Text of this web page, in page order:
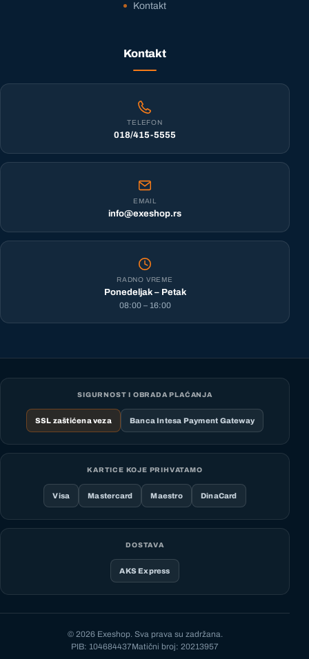
Kontakt
Kontakt
TELEFON
018/415-5555
EMAIL
info@exeshop.rs
RADNO VREME
Ponedeljak – Petak
08:00 – 16:00
SIGURNOST I OBRADA PLAĆANJA
SSL zaštićena veza Banca Intesa Payment Gateway
KARTICE KOJE PRIHVATAMO
Visa Mastercard Maestro DinaCard
DOSTAVA
AKS Express
© 2026 Exeshop. Sva prava su zadržana.
PIB: 104684437Matični broj: 20213957